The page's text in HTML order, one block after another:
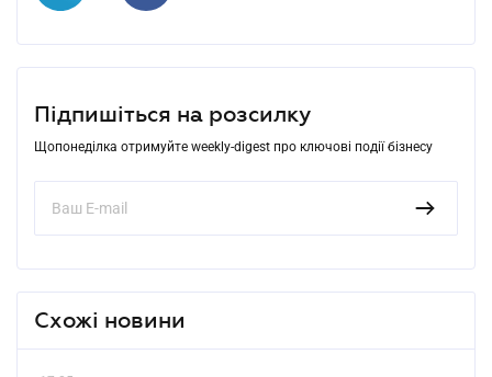
Підпишіться на розсилку
Щопонеділка отримуйте weekly-digest про ключові події бізнесу
Схожі новини